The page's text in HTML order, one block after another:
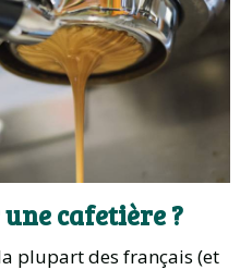
cafetière ?
plupart des français (et